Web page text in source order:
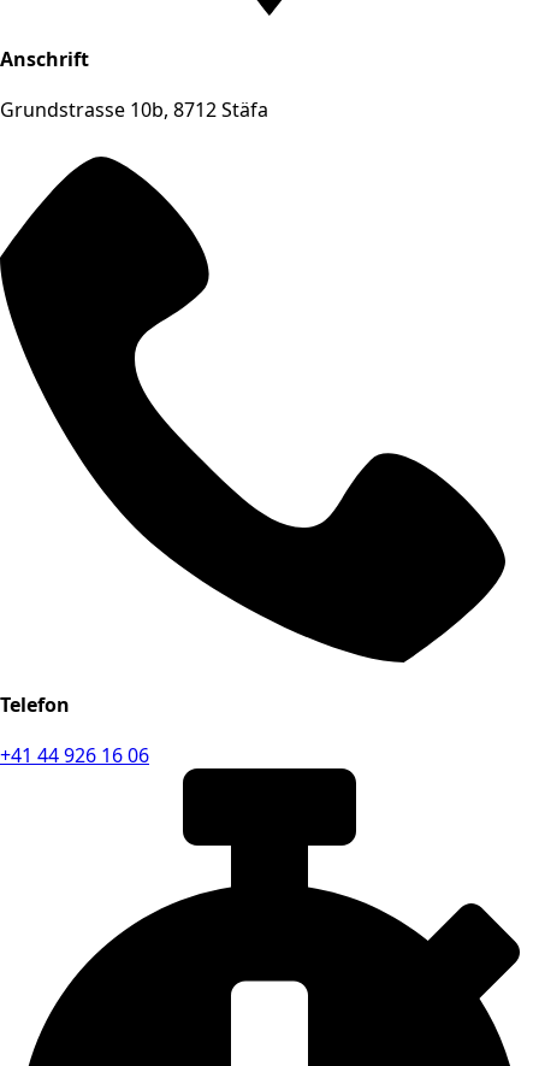
Anschrift
Grundstrasse 10b, 8712 Stäfa
Telefon
+41 44 926 16 06